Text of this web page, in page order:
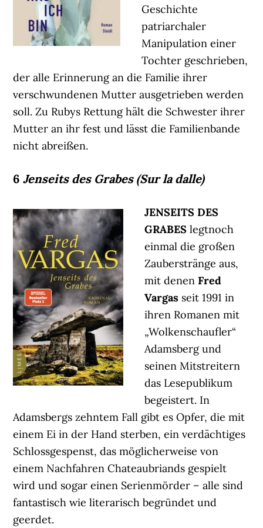
Geschichte
patriarchaler
Manipulation einer
Tochter geschrieben,
der alle Erinnerung an die Familie ihrer
verschwundenen Mutter ausgetrieben werden
soll. Zu Rubys Rettung hält die Schwester ihrer
Mutter an ihr fest und lässt die Familienbande
nicht abreißen.
6Jenseits des Grabes (Sur la dalle)
JENSEITS DES
GRABESlegtnoch
einmal die großen
Zauberstränge aus,
mit denenFred
Vargas seit 1991 in
ihren Romanen mit
„Wolkenschaufler“
Adamsberg und
seinen Mitstreitern
das Lesepublikum
begeistert. In
Adamsbergs zehntem Fall gibt es Opfer, die mit
einem Ei in der Hand sterben, ein verdächtiges
Schlossgespenst, das möglicherweise von
einem Nachfahren Chateaubriands gespielt
wird und sogar einen Serienmörder – alle sind
fantastisch wie literarisch begründet und
geerdet.